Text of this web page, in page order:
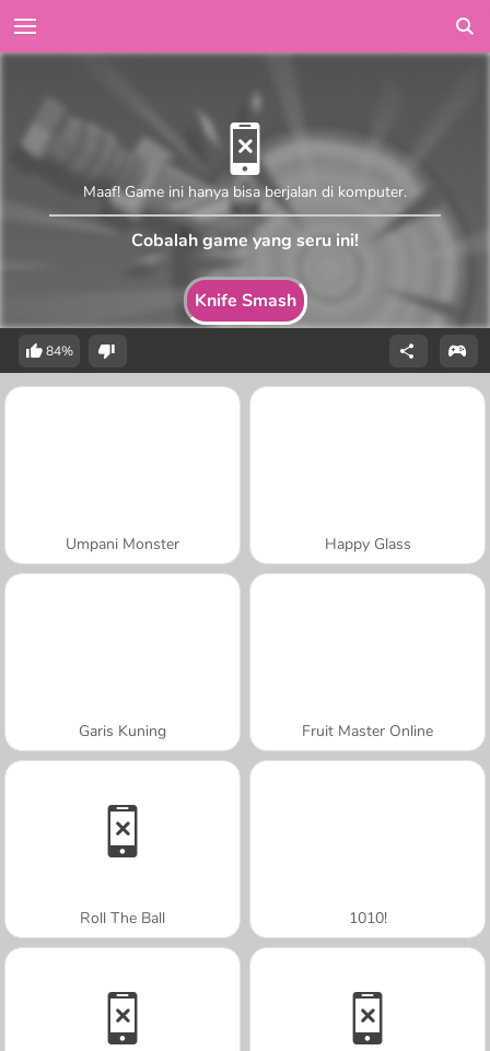
Knife Smash
Maaf! Game ini hanya bisa berjalan di komputer.
Cobalah game yang seru ini!
84%
Umpani Monster Happy Glass
Garis Kuning Fruit Master Online
Roll The Ball 1010!